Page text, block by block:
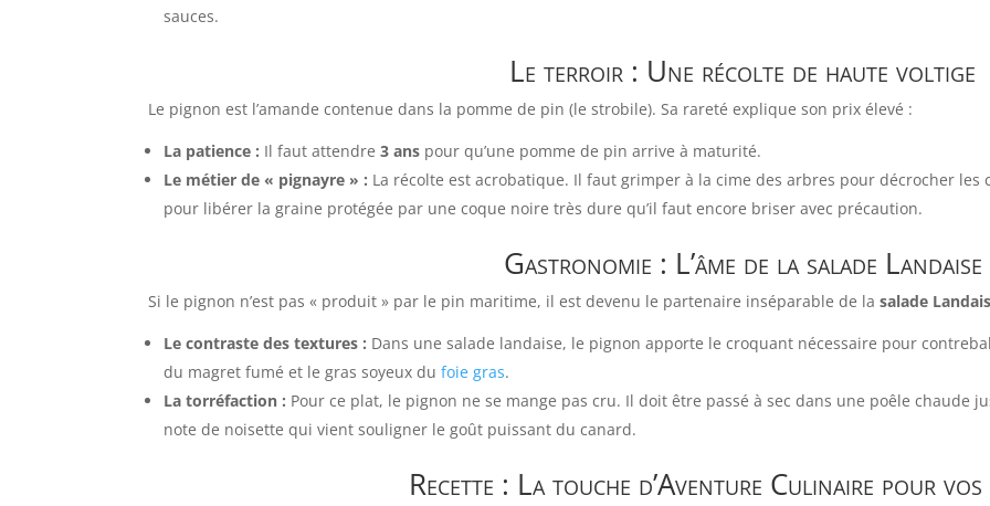
sauces.
Le terroir : Une récolte de haute voltige
Le pignon est l’amande contenue dans la pomme de pin (le strobile). Sa rareté explique son prix élevé :
La patience : Il faut attendre3 ans pour qu’une pomme de pin arrive à maturité.
Le métier de « pignayre » : La récolte est acrobatique. Il faut grimper à la cime des arbres pour décrocher
pour libérer la graine protégée par une coque noire très dure qu’il faut encore briser avec précaution.
Gastronomie : L’âme de la salade Landaise
Si le pignon n’est pas « produit » par le pin maritime, il est devenu le partenaire inséparable de lasalade
Le contraste des textures : Dans une salade landaise, le pignon apporte le croquant nécessaire pour
du magret fumé et le gras soyeux dufoie gras.
La torréfaction : Pour ce plat, le pignon ne se mange pas cru. Il doit être passé à sec dans une poêle chaude
note de noisette qui vient souligner le goût puissant du canard.
Recette : La touche d’Aventure Culinaire pour vos